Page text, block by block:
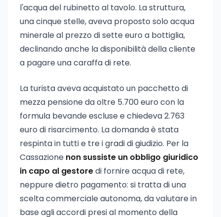
l'acqua del rubinetto al tavolo. La struttura,
una cinque stelle, aveva proposto solo acqua
minerale al prezzo di sette euro a bottiglia,
declinando anche la disponibilità della cliente
a pagare una caraffa di rete.
La turista aveva acquistato un pacchetto di
mezza pensione da oltre 5.700 euro con la
formula bevande escluse e chiedeva 2.763
euro di risarcimento. La domanda è stata
respinta in tutti e tre i gradi di giudizio. Per la
Cassazione non sussiste un obbligo giuridico
in capo al gestoredi fornire acqua di rete,
neppure dietro pagamento: si tratta di una
scelta commerciale autonoma, da valutare in
base agli accordi presi al momento della